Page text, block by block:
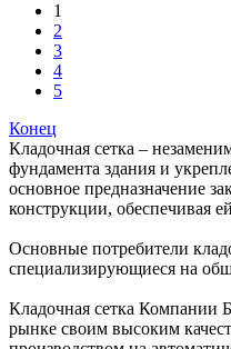
1
2
3
4
5
Конец
Кладочная сетка –
фундамента здания и
основное предназначение
конструкции, обеспечивая
Основные потребители
специализирующиеся на
Кладочная сетка Компании
рынке своим высоким